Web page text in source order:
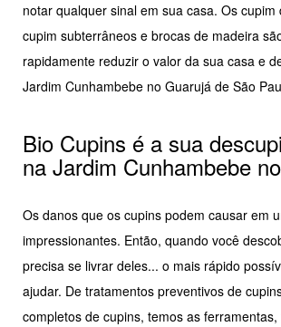
notar qualquer sinal em sua casa. Os cupim
cupim subterrâneos e brocas de madeira
rapidamente reduzir o valor da sua casa e
Jardim Cunhambebe no Guarujá de São
Bio Cupins é a sua
na Jardim Cunhambebe
Os danos que os cupins podem causar em
impressionantes. Então, quando você
precisa se livrar deles... o mais rápido
ajudar. De tratamentos preventivos de
completos de cupins, temos as